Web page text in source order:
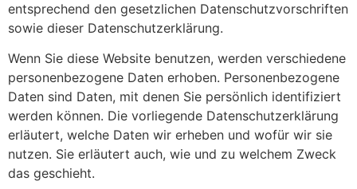
entsprechend den gesetzlichen Datenschutzvorschriften
sowie dieser Datenschutzerklärung.
Wenn Sie diese Website benutzen, werden verschiedene
personenbezogene Daten erhoben. Personenbezogene
Daten sind Daten, mit denen Sie persönlich identifiziert
werden können. Die vorliegende Datenschutzerklärung
erläutert, welche Daten wir erheben und wofür wir sie
nutzen. Sie erläutert auch, wie und zu welchem Zweck
das geschieht.